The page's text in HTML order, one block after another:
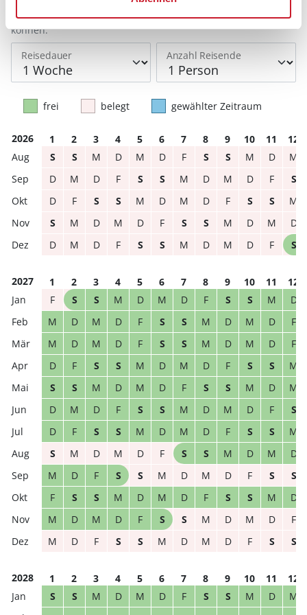
Reisedauer Anzahl Reisende
Hausbeschreibung und/oder der Ausstattung ergeben
können.
frei belegt gewählter Zeitraum
2026 1 2 3 4 5 6 7 8 9 10 11
12
S
S M D M D F S S M D
M
D
M D F S S M D M D F
S
D
F S S M D M D F S S
M
S
M D M D F S S M D M
D
D
M D F S S M D M D F S
2027 1 2 3 4 5 6 7 8 9 10 11
12
F
S S M D M D F S S M
D
M
D M D F S S M D M D
F
M
D M D F S S M D M D
F
D
F S S M D M D F S S
M
S
S M D M D F S S M D
M
D
M D F S S M D M D F
S
D
F S S M D M D F S S
M
S
M D M D F S S M D M
D
M
D F S S M D M D F S
S
F
S S M D M D F S S M
D
M
D M D F S S M D M D
F
M
D F S S M D M D F S S
2028 1 2 3 4 5 6 7 8 9 10 11
12
S
S M D M D F S S M D
M